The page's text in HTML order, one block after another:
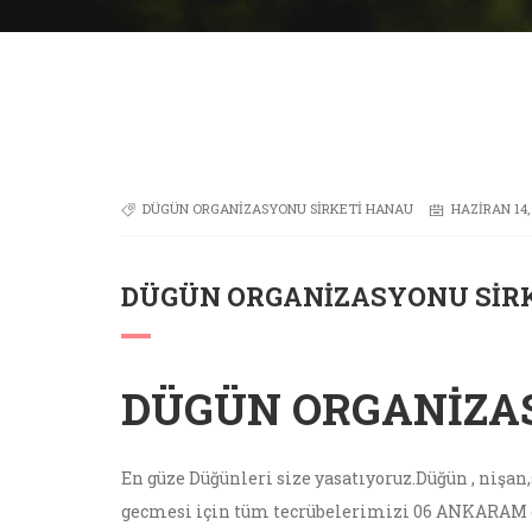
DÜGÜN ORGANIZASYONU SIRKETI HANAU HAZIRAN
DÜGÜN ORGANIZASYONU
DÜGÜN
En güze Düğünleri size yasatıyoruz.Düğün ,
gecmesi için tüm tecrübelerimizi 06